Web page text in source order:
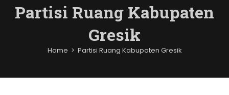
Partisi Ruang Kabupaten
Gresik
Home > Partisi Ruang Kabupaten Gresik